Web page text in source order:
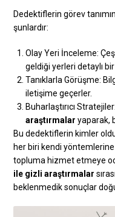
Dedektiflerin görev
şunlardır:
Olay Yeri İnceleme:
geldiği yerleri detaylı
Tanıklarla Görüşme:
iletişime geçerler.
Buharlaştırıcı
araştırmalar yaparak,
Bu dedektiflerin kimler
her biri kendi
topluma hizmet etmeye
ile gizli araştırmalar
beklenmedik sonuçlar